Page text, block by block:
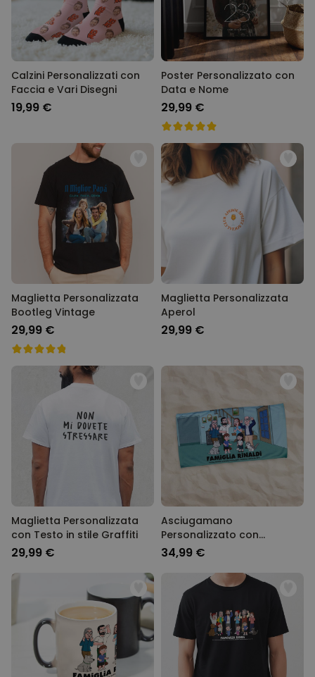
Calzini Personalizzati con
Faccia e Vari Disegni
19,99 €
Poster Personalizzato con
Data e Nome
29,99 €
Maglietta Personalizzata
Bootleg Vintage
29,99 €
Maglietta Personalizzata
Aperol
29,99 €
Maglietta Personalizzata
con Testo in stile Graffiti
29,99 €
Asciugamano
Personalizzato con
Illustrazione Famiglia Serie
34,99 €